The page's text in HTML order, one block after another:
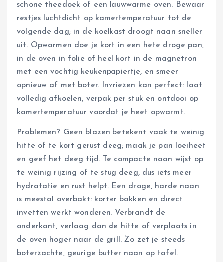
schone theedoek of een lauwwarme oven. Bewaar
restjes luchtdicht op kamertemperatuur tot de
volgende dag; in de koelkast droogt naan sneller
uit. Opwarmen doe je kort in een hete droge pan,
in de oven in folie of heel kort in de magnetron
met een vochtig keukenpapiertje, en smeer
opnieuw af met boter. Invriezen kan perfect: laat
volledig afkoelen, verpak per stuk en ontdooi op
kamertemperatuur voordat je heet opwarmt.
Problemen? Geen blazen betekent vaak te weinig
hitte of te kort gerust deeg; maak je pan loeiheet
en geef het deeg tijd. Te compacte naan wijst op
te weinig rijzing of te stug deeg, dus iets meer
hydratatie en rust helpt. Een droge, harde naan
is meestal overbakt: korter bakken en direct
invetten werkt wonderen. Verbrandt de
onderkant, verlaag dan de hitte of verplaats in
de oven hoger naar de grill. Zo zet je steeds
boterzachte, geurige butter naan op tafel.